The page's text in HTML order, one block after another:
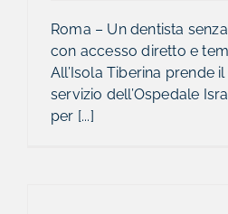
Roma – Un dentista
con accesso diretto e
All’Isola Tiberina prende
servizio dell’Ospedale
per [...]